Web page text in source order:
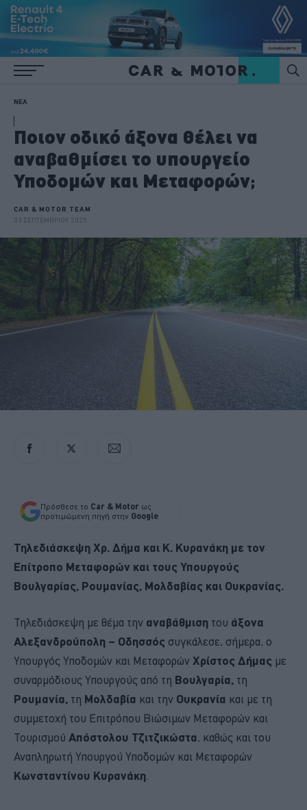
ΝΕΑ
Ποιον οδικό άξονα θέλει να
αναβαθμίσει το υπουργείο
Υποδομών και Μεταφορών;
CAR & MOTOR TEAM
03 ΣΕΠΤΕΜΒΡΙΟΥ 2025
Πρόσθεσε το Car & Motor ως
προτιμώμενη πηγή στην Google
Τηλεδιάσκεψη Χρ. Δήμα και Κ. Κυρανάκη με τον
Επίτροπο Μεταφορών και τους Υπουργούς
Βουλγαρίας, Ρουμανίας, Μολδαβίας και Ουκρανίας.
Τηλεδιάσκεψη με θέμα την αναβάθμιση του άξονα
Αλεξανδρούπολη – Οδησσός συγκάλεσε, σήμερα, ο
Υπουργός Υποδομών και Μεταφορών Χρίστος Δήμας με
συναρμόδιους Υπουργούς από τη Βουλγαρία, τη
Ρουμανία, τη Μολδαβία και την Ουκρανία και με τη
συμμετοχή του Επιτρόπου Βιώσιμων Μεταφορών και
Τουρισμού Απόστολου Τζιτζικώστα, καθώς και του
Αναπληρωτή Υπουργού Υποδομών και Μεταφορών
Κωνσταντίνου Κυρανάκη